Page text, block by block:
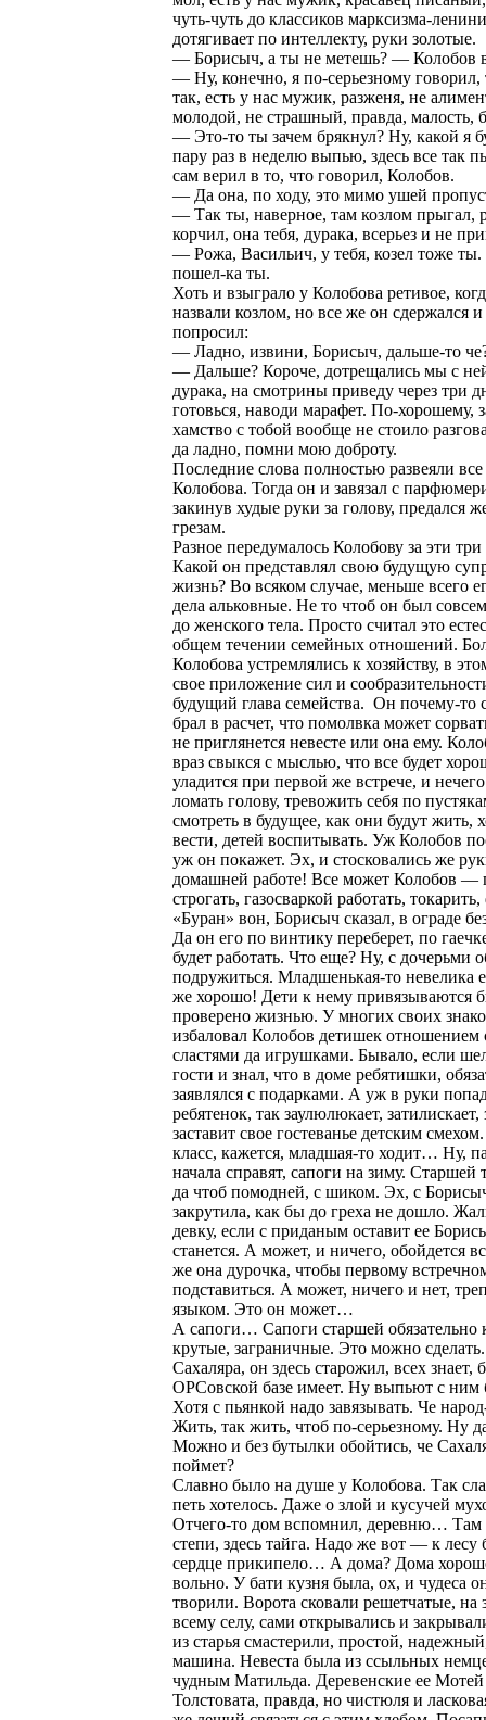
чуть-чуть до классиков марксизма-
дотягивает по интеллекту, руки золотые.
— Борисыч, а ты не метешь? — Колобов
— Ну, конечно, я по-серьезному говорил,
так, есть у нас мужик, разженя, не
молодой, не страшный, правда, малость,
— Это-то ты зачем брякнул? Ну, какой я
пару раз в неделю выпью, здесь все так
сам верил в то, что говорил, Колобов.
— Да она, по ходу, это мимо ушей
— Так ты, наверное, там козлом прыгал,
корчил, она тебя, дурака, всерьез и не
— Рожа, Васильич, у тебя, козел тоже
пошел-ка ты.
Хоть и взыграло у Колобова ретивое,
назвали козлом, но все же он сдержался
попросил:
— Ладно, извини, Борисыч, дальше-то
— Дальше? Короче, дотрещались мы с
дурака, на смотрины приведу через три
готовься, наводи марафет. По-хорошему,
хамство с тобой вообще не стоило
да ладно, помни мою доброту.
Последние слова полностью развеяли
Колобова. Тогда он и завязал с
закинув худые руки за голову, предался
грезам.
Разное передумалось Колобову за эти
Какой он представлял свою будущую
жизнь? Во всяком случае, меньше всего
дела альковные. Не то чтоб он был
до женского тела. Просто считал это
общем течении семейных отношений.
Колобова устремлялись к хозяйству, в
свое приложение сил и
будущий глава семейства. Он почему-то
брал в расчет, что помолвка может
не приглянется невесте или она ему.
враз свыкся с мыслью, что все будет
уладится при первой же встрече, и
ломать голову, тревожить себя по
смотреть в будущее, как они будут жить,
вести, детей воспитывать. Уж Колобов
уж он покажет. Эх, и стосковались же
домашней работе! Все может Колобов —
строгать, газосваркой работать,
«Буран» вон, Борисыч сказал, в ограде
Да он его по винтику переберет, по
будет работать. Что еще? Ну, с дочерьми
подружиться. Младшенькая-то невелика
же хорошо! Дети к нему привязываются
проверено жизнью. У многих своих
избаловал Колобов детишек отношением
сластями да игрушками. Бывало, если
гости и знал, что в доме ребятишки,
заявлялся с подарками. А уж в руки
ребятенок, так заулюлюкает, затилискает,
заставит свое гостеванье детским
класс, кажется, младшая-то ходит… Ну,
начала справят, сапоги на зиму. Старшей
да чтоб помодней, с шиком. Эх, с
закрутила, как бы до греха не дошло.
девку, если с приданым оставит ее
станется. А может, и ничего, обойдется
же она дурочка, чтобы первому
подставиться. А может, ничего и нет,
языком. Это он может…
А сапоги… Сапоги старшей обязательно
крутые, заграничные. Это можно
Сахаляра, он здесь старожил, всех знает,
ОРСовской базе имеет. Ну выпьют с
Хотя с пьянкой надо завязывать. Че
Жить, так жить, чтоб по-серьезному. Ну
Можно и без бутылки обойтись, че
поймет?
Славно было на душе у Колобова. Так
петь хотелось. Даже о злой и кусучей
Отчего-то дом вспомнил, деревню… Там
степи, здесь тайга. Надо же вот — к лесу
сердце прикипело… А дома? Дома
вольно. У бати кузня была, ох, и чудеса
творили. Ворота сковали решетчатые, на
всему селу, сами открывались и
из старья смастерили, простой,
машина. Невеста была из ссыльных
чудным Матильда. Деревенские ее Мотей
Толстовата, правда, но чистюля и